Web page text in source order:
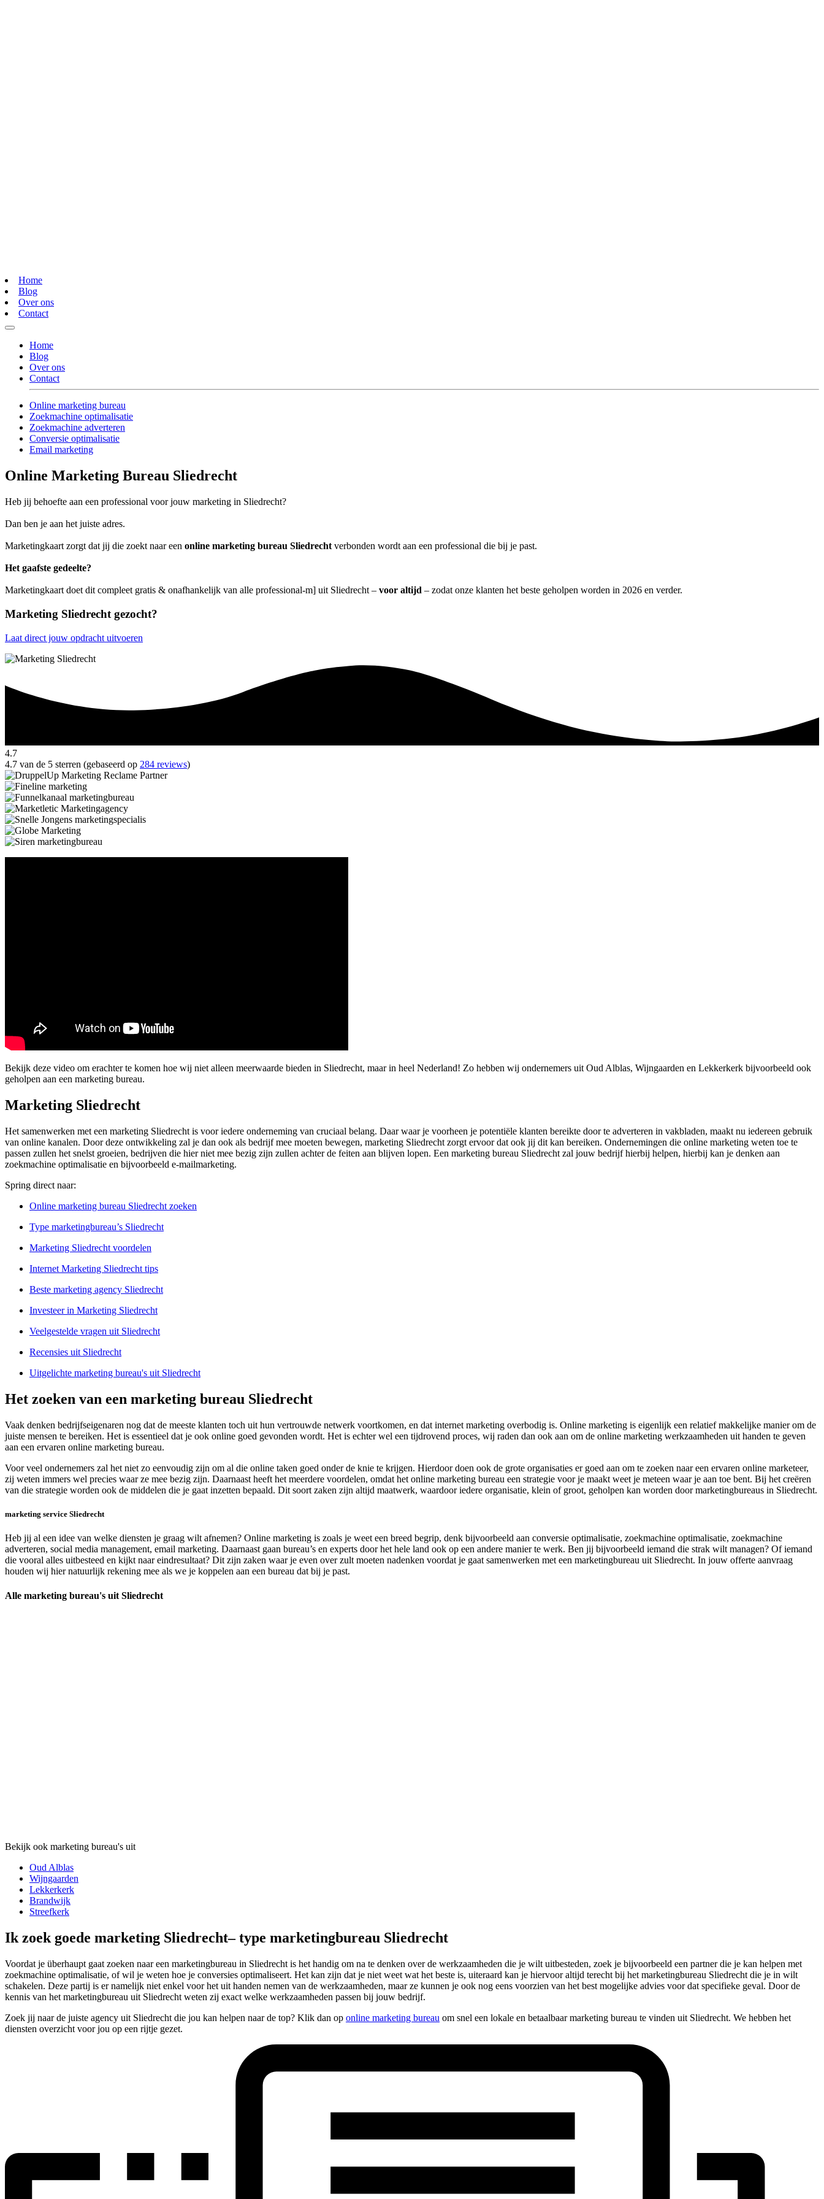
Home
Blog
Over ons
Contact
Home
Blog
Over ons
Contact
Online marketing bureau
Zoekmachine optimalisatie
Zoekmachine adverteren
Conversie optimalisatie
Email marketing
Online Marketing Bureau Sliedrecht
Heb jij behoefte aan een professional voor jouw marketing in Sliedrecht?
Dan ben je aan het juiste adres.
Marketingkaart zorgt dat jij die zoekt naar een online marketing bureau Sliedrecht verbonden wordt aan een professional die bij je past.
Het gaafste gedeelte?
Marketingkaart doet dit compleet gratis & onafhankelijk van alle professional-m] uit Sliedrecht – voor altijd – zodat onze klanten het beste geholpen worden in 2026 en verder.
Marketing Sliedrecht gezocht?
Laat direct jouw opdracht uitvoeren
4.7
4.7 van de 5 sterren (gebaseerd op 284 reviews)
Bekijk deze video om erachter te komen hoe wij niet alleen meerwaarde bieden in Sliedrecht, maar in heel Nederland! Zo hebben wij ondernemers uit Oud Alblas, Wijngaarden en Lekkerkerk bijvoorbeeld ook
geholpen aan een marketing bureau.
Marketing Sliedrecht
Het samenwerken met een marketing Sliedrecht is voor iedere onderneming van cruciaal belang. Daar waar je voorheen je potentiële klanten bereikte door te adverteren in vakbladen, maakt nu iedereen gebruik
van online kanalen. Door deze ontwikkeling zal je dan ook als bedrijf mee moeten bewegen, marketing Sliedrecht zorgt ervoor dat ook jij dit kan bereiken. Ondernemingen die online marketing weten toe te
passen zullen het snelst groeien, bedrijven die hier niet mee bezig zijn zullen achter de feiten aan blijven lopen. Een marketing bureau Sliedrecht zal jouw bedrijf hierbij helpen, hierbij kan je denken aan
zoekmachine optimalisatie en bijvoorbeeld e-mailmarketing.
Spring direct naar:
Online marketing bureau Sliedrecht zoeken
Type marketingbureau’s Sliedrecht
Marketing Sliedrecht voordelen
Internet Marketing Sliedrecht tips
Beste marketing agency Sliedrecht
Investeer in Marketing Sliedrecht
Veelgestelde vragen uit Sliedrecht
Recensies uit Sliedrecht
Uitgelichte marketing bureau's uit Sliedrecht
Het zoeken van een marketing bureau Sliedrecht
Vaak denken bedrijfseigenaren nog dat de meeste klanten toch uit hun vertrouwde netwerk voortkomen, en dat internet marketing overbodig is. Online marketing is eigenlijk een relatief makkelijke manier om de
juiste mensen te bereiken. Het is essentieel dat je ook online goed gevonden wordt. Het is echter wel een tijdrovend proces, wij raden dan ook aan om de online marketing werkzaamheden uit handen te geven
aan een ervaren online marketing bureau.
Voor veel ondernemers zal het niet zo eenvoudig zijn om al die online taken goed onder de knie te krijgen. Hierdoor doen ook de grote organisaties er goed aan om te zoeken naar een ervaren online marketeer,
zij weten immers wel precies waar ze mee bezig zijn. Daarnaast heeft het meerdere voordelen, omdat het online marketing bureau een strategie voor je maakt weet je meteen waar je aan toe bent. Bij het creëren
van die strategie worden ook de middelen die je gaat inzetten bepaald. Dit soort zaken zijn altijd maatwerk, waardoor iedere organisatie, klein of groot, geholpen kan worden door marketingbureaus in Sliedrecht.
marketing service Sliedrecht
Heb jij al een idee van welke diensten je graag wilt afnemen? Online marketing is zoals je weet een breed begrip, denk bijvoorbeeld aan conversie optimalisatie, zoekmachine optimalisatie, zoekmachine
adverteren, social media management, email marketing. Daarnaast gaan bureau’s en experts door het hele land ook op een andere manier te werk. Ben jij bijvoorbeeld iemand die strak wilt managen? Of iemand
die vooral alles uitbesteed en kijkt naar eindresultaat? Dit zijn zaken waar je even over zult moeten nadenken voordat je gaat samenwerken met een marketingbureau uit Sliedrecht. In jouw offerte aanvraag
houden wij hier natuurlijk rekening mee als we je koppelen aan een bureau dat bij je past.
Alle marketing bureau's uit Sliedrecht
Bekijk ook marketing bureau's uit
Oud Alblas
Wijngaarden
Lekkerkerk
Brandwijk
Streefkerk
Ik zoek goede marketing Sliedrecht– type marketingbureau Sliedrecht
Voordat je überhaupt gaat zoeken naar een marketingbureau in Sliedrecht is het handig om na te denken over de werkzaamheden die je wilt uitbesteden, zoek je bijvoorbeeld een partner die je kan helpen met
zoekmachine optimalisatie, of wil je weten hoe je conversies optimaliseert. Het kan zijn dat je niet weet wat het beste is, uiteraard kan je hiervoor altijd terecht bij het marketingbureau Sliedrecht die je in wilt
schakelen. Deze partij is er namelijk niet enkel voor het uit handen nemen van de werkzaamheden, maar ze kunnen je ook nog eens voorzien van het best mogelijke advies voor dat specifieke geval. Door de
kennis van het marketingbureau uit Sliedrecht weten zij exact welke werkzaamheden passen bij jouw bedrijf.
Zoek jij naar de juiste agency uit Sliedrecht die jou kan helpen naar de top? Klik dan op online marketing bureau om snel een lokale en betaalbaar marketing bureau te vinden uit Sliedrecht. We hebben het
diensten overzicht voor jou op een rijtje gezet.